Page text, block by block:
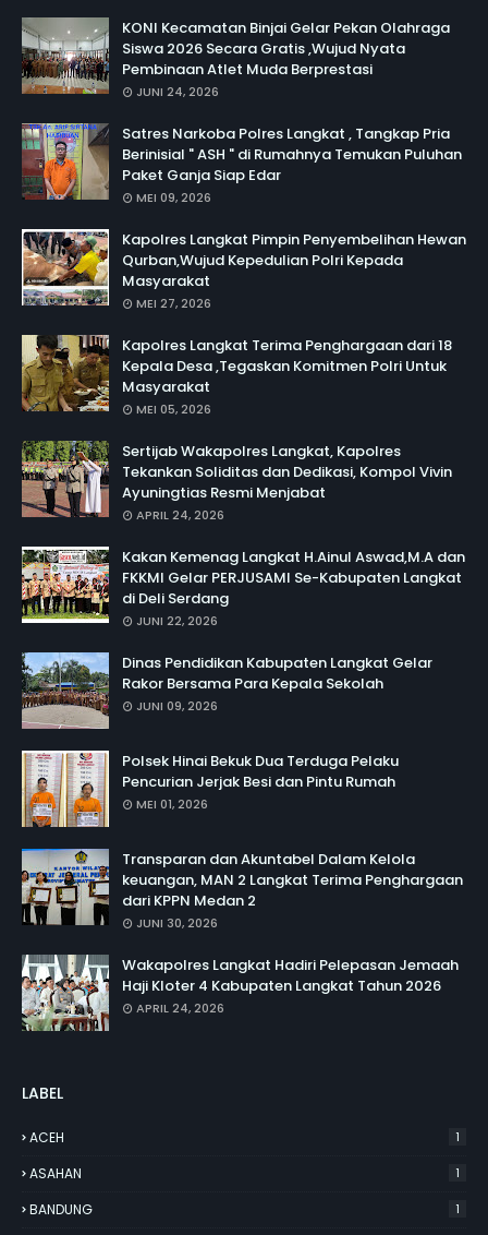
KONI Kecamatan Binjai Gelar Pekan Olahraga
Siswa 2026 Secara Gratis ,Wujud Nyata
Pembinaan Atlet Muda Berprestasi
JUNI 24, 2026
Satres Narkoba Polres Langkat , Tangkap Pria
Berinisial " ASH " di Rumahnya Temukan Puluhan
Paket Ganja Siap Edar
MEI 09, 2026
Kapolres Langkat Pimpin Penyembelihan Hewan
Qurban,Wujud Kepedulian Polri Kepada
Masyarakat
MEI 27, 2026
Kapolres Langkat Terima Penghargaan dari 18
Kepala Desa ,Tegaskan Komitmen Polri Untuk
Masyarakat
MEI 05, 2026
Sertijab Wakapolres Langkat, Kapolres
Tekankan Soliditas dan Dedikasi, Kompol Vivin
Ayuningtias Resmi Menjabat
APRIL 24, 2026
Kakan Kemenag Langkat H.Ainul Aswad,M.A dan
FKKMI Gelar PERJUSAMI Se-Kabupaten Langkat
di Deli Serdang
JUNI 22, 2026
Dinas Pendidikan Kabupaten Langkat Gelar
Rakor Bersama Para Kepala Sekolah
JUNI 09, 2026
Polsek Hinai Bekuk Dua Terduga Pelaku
Pencurian Jerjak Besi dan Pintu Rumah
MEI 01, 2026
Transparan dan Akuntabel Dalam Kelola
keuangan, MAN 2 Langkat Terima Penghargaan
dari KPPN Medan 2
JUNI 30, 2026
Wakapolres Langkat Hadiri Pelepasan Jemaah
Haji Kloter 4 Kabupaten Langkat Tahun 2026
APRIL 24, 2026
LABEL
ACEH 1
ASAHAN 1
BANDUNG 1